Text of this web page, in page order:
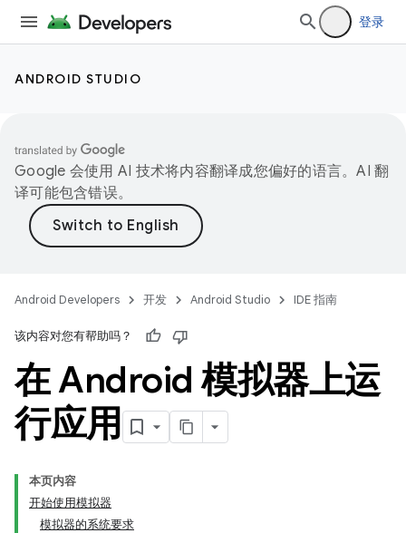
登录
ANDROID STUDIO
Google 会使用 AI 技术将内容翻译成您偏好的语言。AI 翻
译可能包含错误。
Android Developers 开发 Android Studio IDE 指南
该内容对您有帮助吗？
在 Android 模拟器上运
行应用
本页内容
开始使用模拟器
模拟器的系统要求